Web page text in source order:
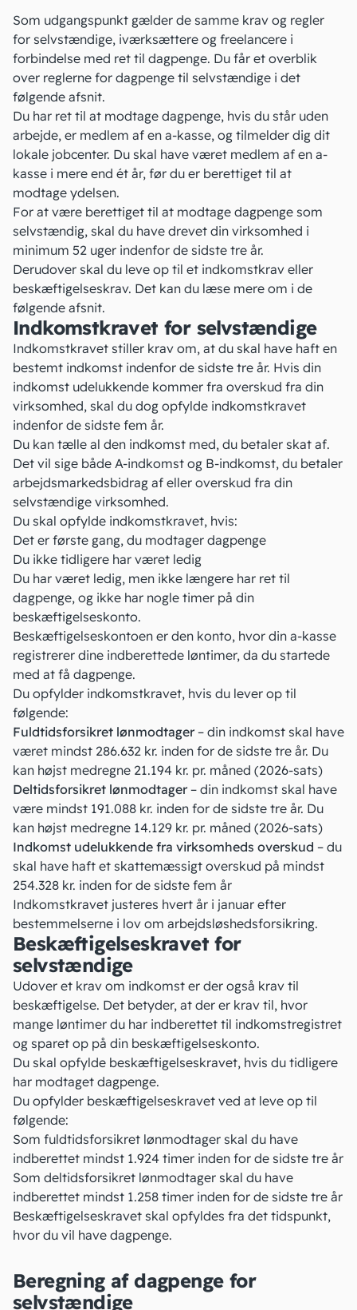
Som udgangspunkt gælder de samme krav og regler
for selvstændige, iværksættere og freelancere i
forbindelse med ret til dagpenge. Du får et overblik
over reglerne for dagpenge til selvstændige i det
følgende afsnit.
Du har ret til at modtage dagpenge, hvis du står uden
arbejde, er medlem af en a-kasse, og tilmelder dig dit
lokale jobcenter. Du skal have været medlem af en a-
kasse i mere end ét år, før du er berettiget til at
modtage ydelsen.
For at være berettiget til at modtage dagpenge som
selvstændig, skal du have drevet din virksomhed i
minimum 52 uger indenfor de sidste tre år.
Derudover skal du leve op til et indkomstkrav eller
beskæftigelseskrav. Det kan du læse mere om i de
følgende afsnit.
Indkomstkravet for selvstændige
Indkomstkravet stiller krav om, at du skal have haft en
bestemt indkomst indenfor de sidste tre år. Hvis din
indkomst udelukkende kommer fra overskud fra din
virksomhed, skal du dog opfylde indkomstkravet
indenfor de sidste fem år.
Du kan tælle al den indkomst med, du betaler skat af.
Det vil sige både A-indkomst og B-indkomst, du betaler
arbejdsmarkedsbidrag af eller overskud fra din
selvstændige virksomhed.
Du skal opfylde indkomstkravet, hvis:
Det er første gang, du modtager dagpenge
Du ikke tidligere har været ledig
Du har været ledig, men ikke længere har ret til
dagpenge, og ikke har nogle timer på din
beskæftigelseskonto.
Beskæftigelseskontoen er den konto, hvor din a-kasse
registrerer dine indberettede løntimer, da du startede
med at få dagpenge.
Du opfylder indkomstkravet, hvis du lever op til
følgende:
Fuldtidsforsikret lønmodtager – din indkomst skal have
været mindst 286.632 kr. inden for de sidste tre år. Du
kan højst medregne 21.194 kr. pr. måned (2026-sats)
Deltidsforsikret lønmodtager – din indkomst skal have
være mindst 191.088 kr. inden for de sidste tre år. Du
kan højst medregne 14.129 kr. pr. måned (2026-sats)
Indkomst udelukkende fra virksomheds overskud – du
skal have haft et skattemæssigt overskud på mindst
254.328 kr. inden for de sidste fem år
Indkomstkravet justeres hvert år i januar efter
bestemmelserne i lov om arbejdsløshedsforsikring.
Beskæftigelseskravet for
selvstændige
Udover et krav om indkomst er der også krav til
beskæftigelse. Det betyder, at der er krav til, hvor
mange løntimer du har indberettet til indkomstregistret
og sparet op på din beskæftigelseskonto.
Du skal opfylde beskæftigelseskravet, hvis du tidligere
har modtaget dagpenge.
Du opfylder beskæftigelseskravet ved at leve op til
følgende:
Som fuldtidsforsikret lønmodtager skal du have
indberettet mindst 1.924 timer inden for de sidste tre år
Som deltidsforsikret lønmodtager skal du have
indberettet mindst 1.258 timer inden for de sidste tre år
Beskæftigelseskravet skal opfyldes fra det tidspunkt,
hvor du vil have dagpenge.
Beregning af dagpenge for
selvstændige